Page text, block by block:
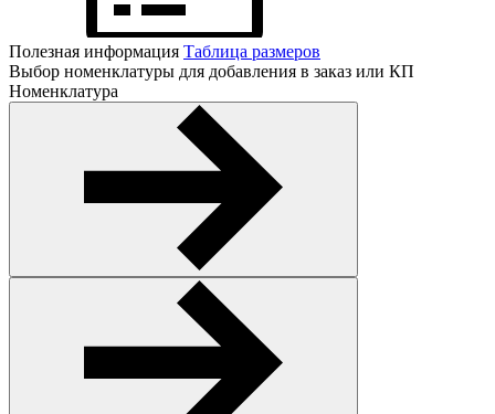
Полезная информация Таблица размеров
Выбор номенклатуры для добавления в заказ или КП
Номенклатура